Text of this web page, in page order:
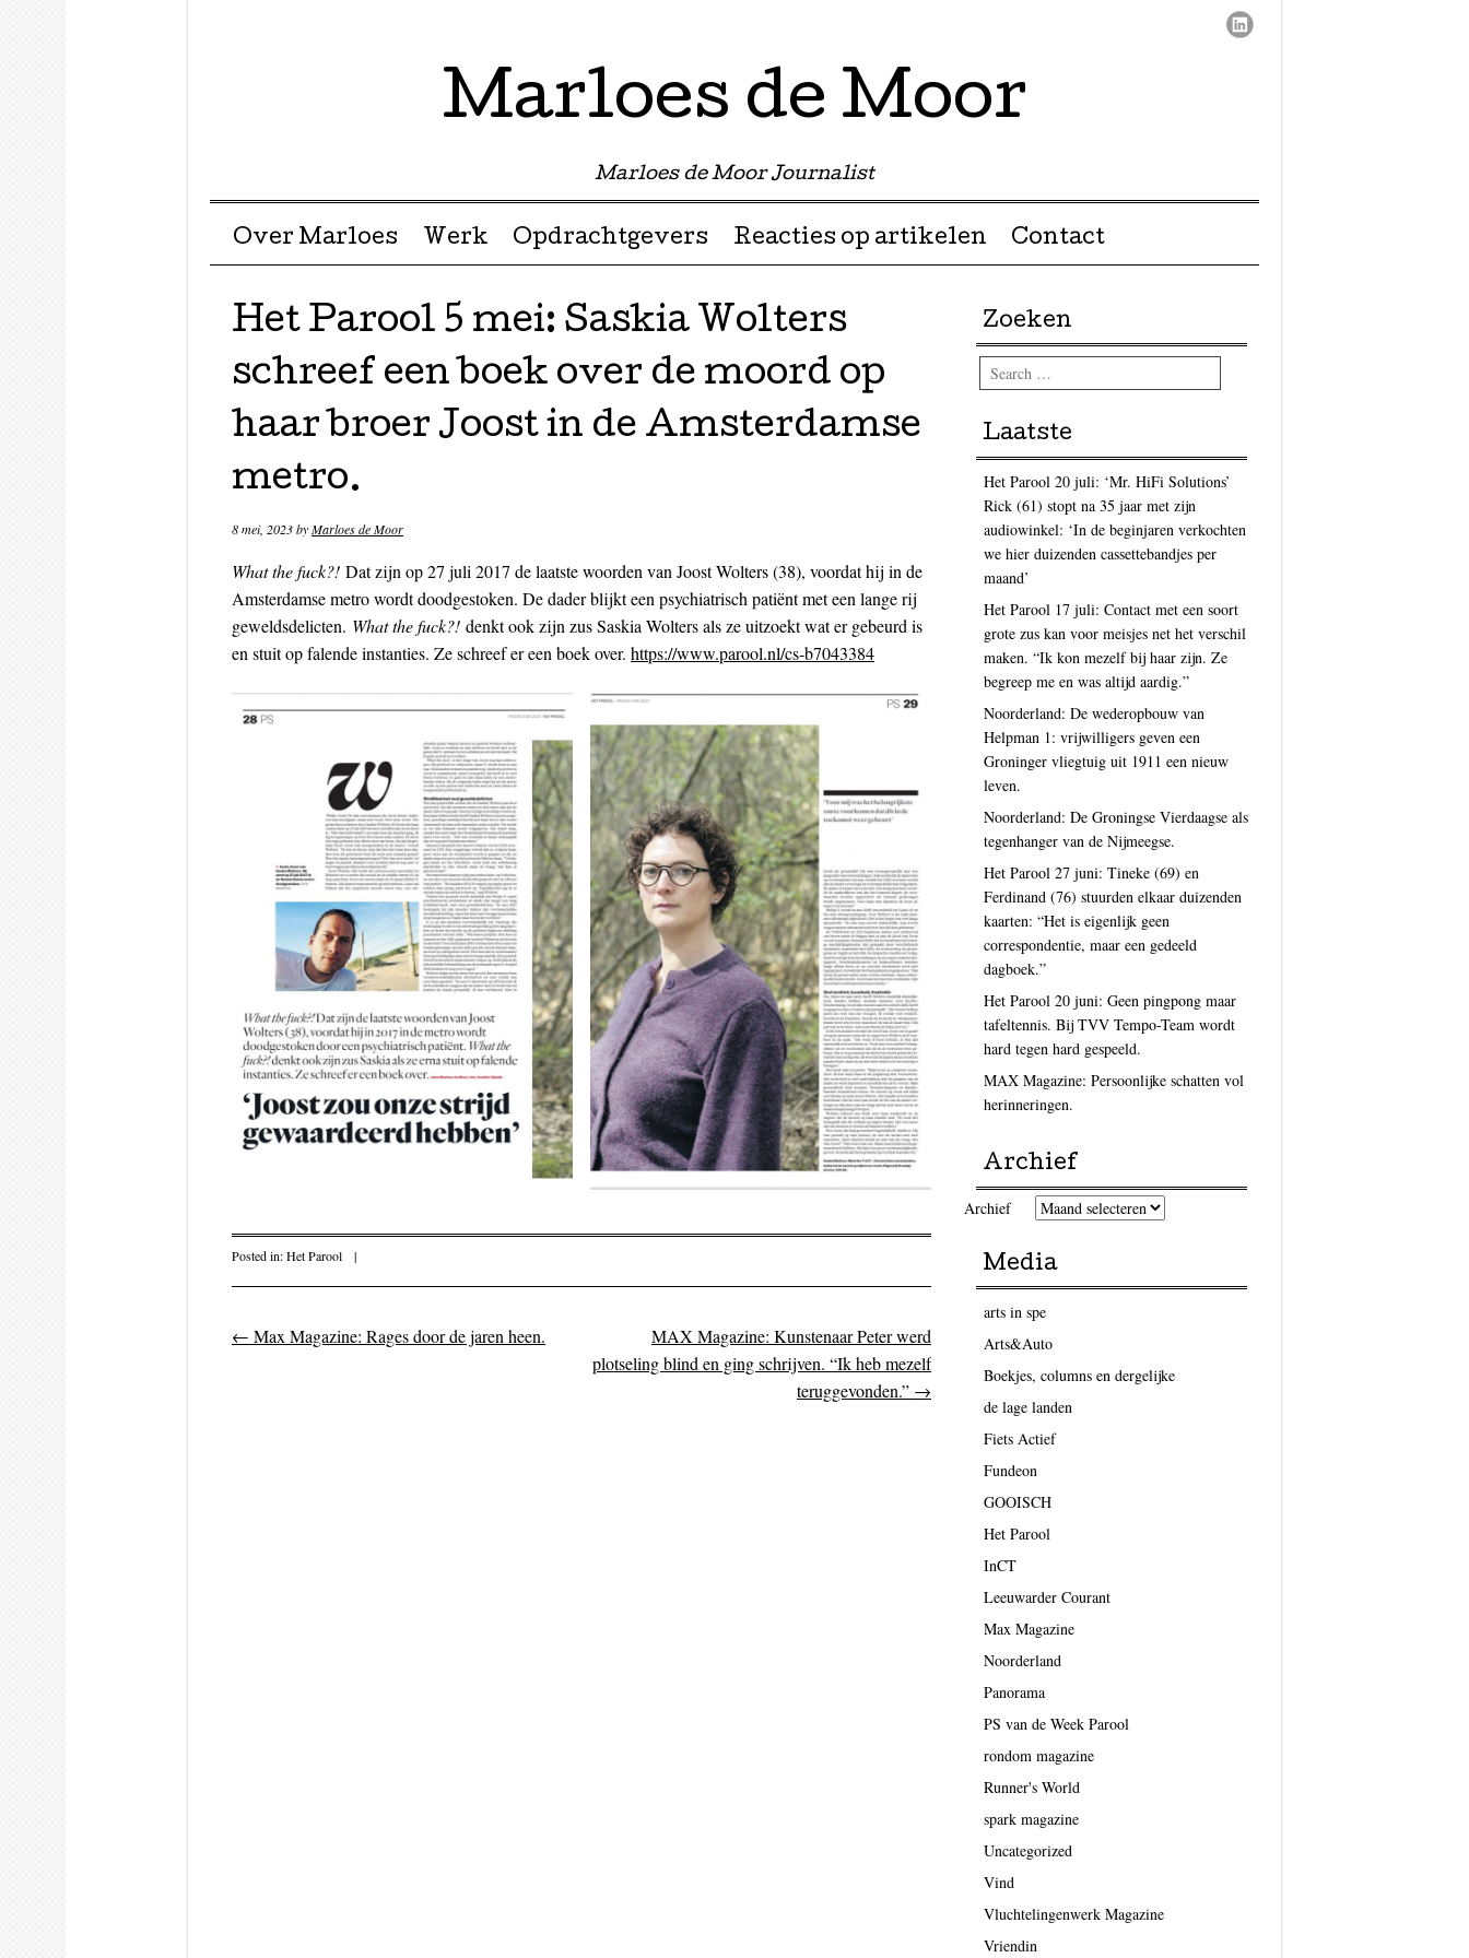
Marloes de Moor
Marloes de Moor Journalist
Menu ☰
Skip to content
Over Marloes Werk Opdrachtgevers Reacties op artikelen Contact
Het Parool 5 mei: Saskia Wolters
schreef een boek over de moord op
haar broer Joost in de Amsterdamse
metro.
8 mei, 2023byMarloes de Moor
What the fuck?! Dat zijn op 27 juli 2017 de laatste woorden van Joost Wolters (38), voordat hij in de
Amsterdamse metro wordt doodgestoken. De dader blijkt een psychiatrisch patiënt met een lange rij
geweldsdelicten. What the fuck?! denkt ook zijn zus Saskia Wolters als ze uitzoekt wat er gebeurd is
en stuit op falende instanties. Ze schreef er een boek over. https://www.parool.nl/cs-b7043384
Posted in:Het Parool |
Post navigation
← Max Magazine: Rages door de jaren heen.
MAX Magazine: Kunstenaar Peter werd
plotseling blind en ging schrijven. “Ik heb mezelf
teruggevonden.” →
Zoeken
Search
Laatste
Het Parool 20 juli: ‘Mr. HiFi Solutions’
Rick (61) stopt na 35 jaar met zijn
audiowinkel: ‘In de beginjaren verkochten
we hier duizenden cassettebandjes per
maand’
Het Parool 17 juli: Contact met een soort
grote zus kan voor meisjes net het verschil
maken. “Ik kon mezelf bij haar zijn. Ze
begreep me en was altijd aardig.”
Noorderland: De wederopbouw van
Helpman 1: vrijwilligers geven een
Groninger vliegtuig uit 1911 een nieuw
leven.
Noorderland: De Groningse Vierdaagse als
tegenhanger van de Nijmeegse.
Het Parool 27 juni: Tineke (69) en
Ferdinand (76) stuurden elkaar duizenden
kaarten: “Het is eigenlijk geen
correspondentie, maar een gedeeld
dagboek.”
Het Parool 20 juni: Geen pingpong maar
tafeltennis. Bij TVV Tempo-Team wordt
hard tegen hard gespeeld.
MAX Magazine: Persoonlijke schatten vol
herinneringen.
Archief
Archief
Media
arts in spe
Arts&Auto
Boekjes, columns en dergelijke
de lage landen
Fiets Actief
Fundeon
GOOISCH
Het Parool
InCT
Leeuwarder Courant
Max Magazine
Noorderland
Panorama
PS van de Week Parool
rondom magazine
Runner's World
spark magazine
Uncategorized
Vind
Vluchtelingenwerk Magazine
Vriendin